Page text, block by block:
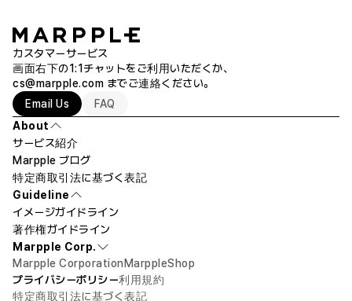
カスタマーサービス
画面右下の1:1チャットをご利用いただくか、
cs@marpple.com までご連絡ください。
Email Us
FAQ
About
サービス紹介
Marpple ブログ
特定商取引法に基づく表記
Guideline
イメージガイドライン
著作権ガイドライン
Marpple Corp.
Marpple Corporation MarppleShop
プライバシーポリシー利用規約
特定商取引法に基づく表記